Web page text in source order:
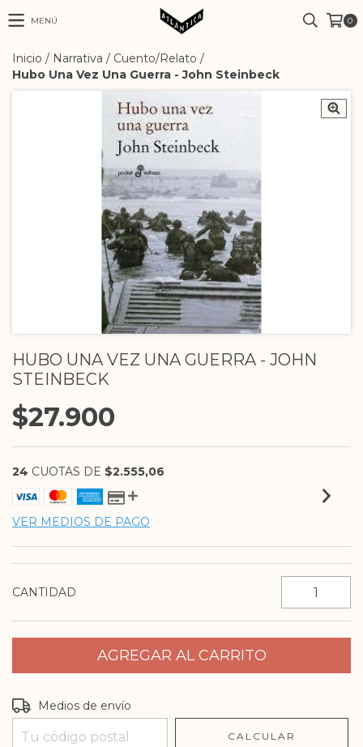
MENÚ 0
Inicio / Narrativa / Cuento/Relato /
Hubo Una Vez Una Guerra - John Steinbeck
HUBO UNA VEZ UNA GUERRA - JOHN
STEINBECK
$27.900
24 CUOTAS DE $2.555,06
VER MEDIOS DE PAGO
CANTIDAD
Entregas para el CP:
Medios de envío
CALCULAR